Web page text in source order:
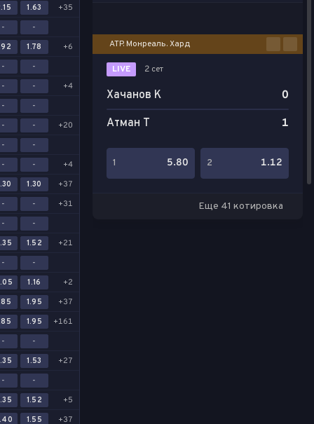
1.63
+35
-
-
1.78
+6
-
-
- -
+4
-
-
- -
+20
-
-
- -
+4
1.30
+37
- -
+31
-
-
1.52
+21
-
-
1.16
+2
1.95
+37
1.95
+161
-
-
1.53
+27
-
-
1.52
+5
1.55 +37
ATP. Монреаль. Хард
LIVE 2 сет
Хачанов К
0
Атман Т
1
1 5.80 2 1.12
Еще 41 котировка